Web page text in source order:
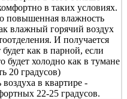
в таких условиях.
повышенная влажность
влажный горячий воздух
И получается
как в парной, если
будет холодно как в тумане
20 градусов)
в квартире -
22-25 градусов.